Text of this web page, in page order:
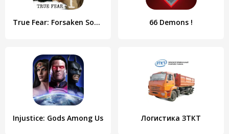
True Fear: Forsaken Souls 1 66 Demons !
Injustice: Gods Among Us Логистика ЗТКТ